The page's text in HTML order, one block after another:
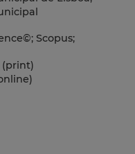
Scopus;
(print)